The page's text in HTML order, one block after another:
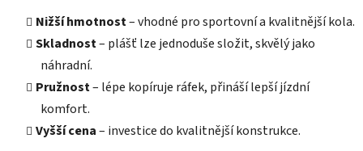
Nižší hmotnost– vhodné pro sportovní a kvalitnější kola.
Skladnost– plášť lze jednoduše složit, skvělý jako
náhradní.
Pružnost– lépe kopíruje ráfek, přináší lepší jízdní
komfort.
Vyšší cena– investice do kvalitnější konstrukce.